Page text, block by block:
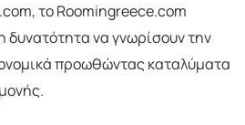
το Roomingreece.com
δυνατότητα να γνωρίσουν την
προωθώντας καταλύματα